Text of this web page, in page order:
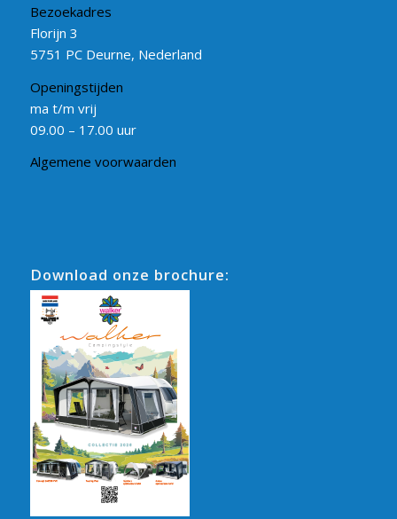
Bezoekadres
Florijn 3
5751 PC Deurne, Nederland
Openingstijden
ma t/m vrij
09.00 – 17.00 uur
Algemene voorwaarden
Download onze brochure: